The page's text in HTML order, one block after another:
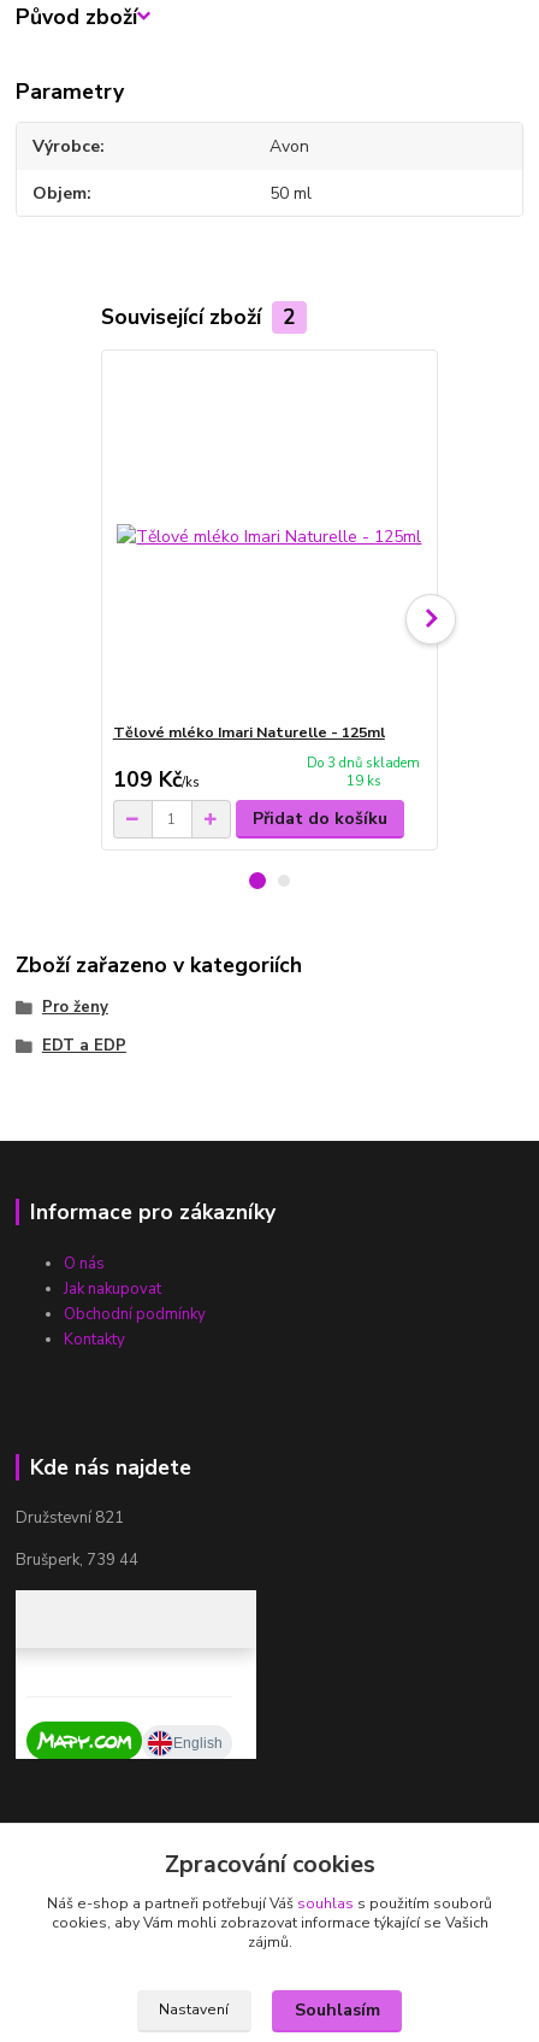
Původ zboží
Parametry
Výrobce Avon
Objem 50 ml
Související zboží 2
Tělové mléko Imari Naturelle - 125ml
109 Kč/ks
Do 3 dnů skladem
19 ks
Přidat do košíku
Zboží zařazeno v kategoriích
Pro ženy
EDT a EDP
Informace pro zákazníky
O nás
Jak nakupovat
Obchodní podmínky
Kontakty
Kde nás najdete
Družstevní 821
Brušperk, 739 44
+420 737 725 324
(Po-Pá, 9-17 hod.)
Zpracování cookies
Náš e-shop a partneři potřebují Váš souhlas s použitím souborů
cookies, aby Vám mohli zobrazovat informace týkající se Vašich
zájmů.
Nastavení Souhlasím